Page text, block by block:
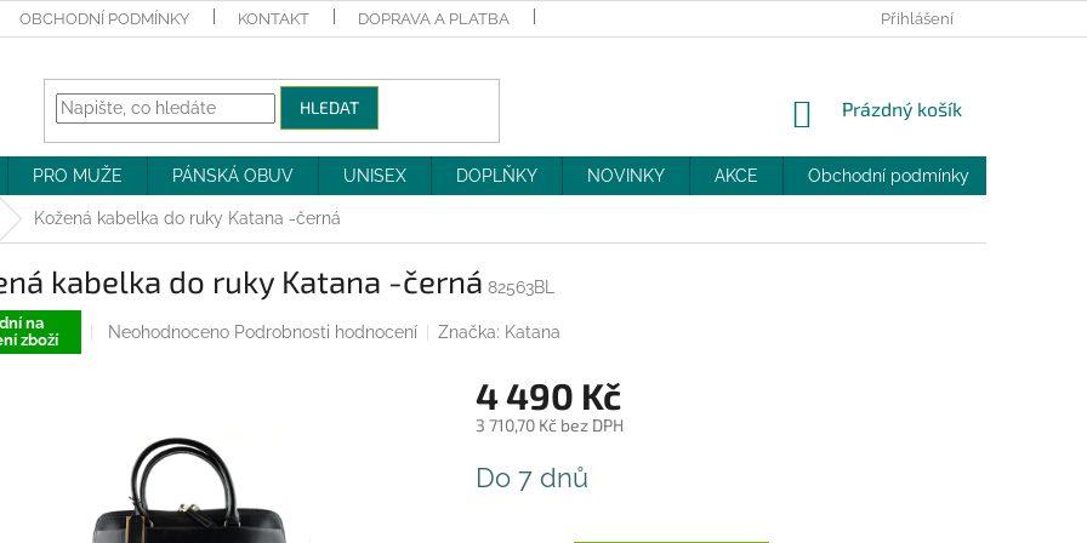
OBCHODNÍ PODMÍNKY KONTAKT DOPRAVA A PLATBA MOJE OBJEDNÁVKA
Přihlášení
HLEDAT
NÁKUPNÍ
Prázdný košík
PRO MUŽE PÁNSKÁ OBUV UNISEX DOPLŇKY NOVINKY AKCE Obchodní podmínky
Kožená kabelka do ruky Katana -černá
kabelka do ruky Katana -černá 82563BL
na
zboží
Průměrné
hvězdiček.
Neohodnoceno Podrobnosti hodnocení Značka: Katana
4 490 Kč
3 710,70 Kč bez DPH
cena:
Do 7 dnů